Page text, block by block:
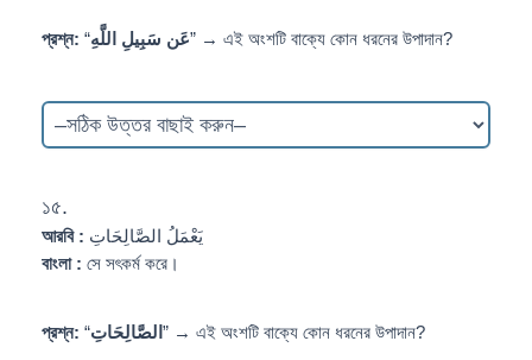
প্রশ্ন: “عَن سَبِيلِ اللَّهِ” → এই অংশটি বাক্যে কোন ধরনের উপাদান?
১৫.
আরবি : يَعْمَلُ الصَّالِحَاتِ
বাংলা : সে সৎকর্ম করে।
প্রশ্ন: “الصَّالِحَاتِ ” → এই অংশটি বাক্যে কোন ধরনের উপাদান?